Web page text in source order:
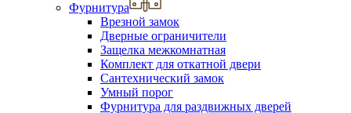
Фурнитура
Врезной замок
Дверные ограничители
Защелка межкомнатная
Комплект для откатной двери
Сантехнический замок
Умный порог
Фурнитура для раздвижных дверей